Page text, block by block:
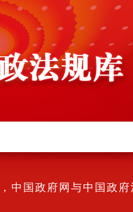
中国政府网与中国政